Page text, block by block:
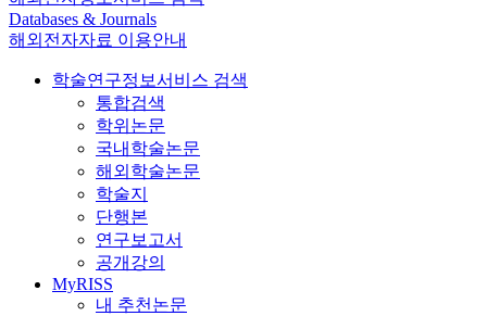
Databases & Journals
해외전자자료 이용안내
학술연구정보서비스 검색
통합검색
학위논문
국내학술논문
해외학술논문
학술지
단행본
연구보고서
공개강의
MyRISS
내 추천논문